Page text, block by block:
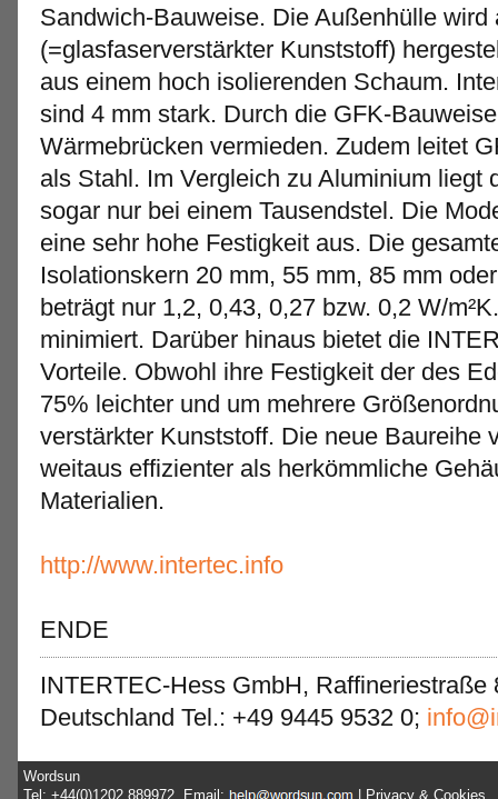
Sandwich-Bauweise. Die Außenhülle
(=glasfaserverstärkter Kunststoff)
aus einem hoch isolierenden Schaum.
sind 4 mm stark. Durch die GFK-
Wärmebrücken vermieden. Zudem leitet
als Stahl. Im Vergleich zu Aluminium liegt
sogar nur bei einem Tausendstel. Die
eine sehr hohe Festigkeit aus. Die
Isolationskern 20 mm, 55 mm, 85 mm
beträgt nur 1,2, 0,43, 0,27 bzw. 0,2 W/
minimiert. Darüber hinaus bietet die
Vorteile. Obwohl ihre Festigkeit der des
75% leichter und um mehrere
verstärkter Kunststoff. Die neue Baureihe
weitaus effizienter als herkömmliche
Materialien.
http://www.intertec.info
ENDE
INTERTEC-Hess GmbH, Raffineriestraße
Deutschland Tel.: +49 9445 9532 0;
Wordsun
Tel: +44(0)1202 889972, Email:
| Privacy & Cookies